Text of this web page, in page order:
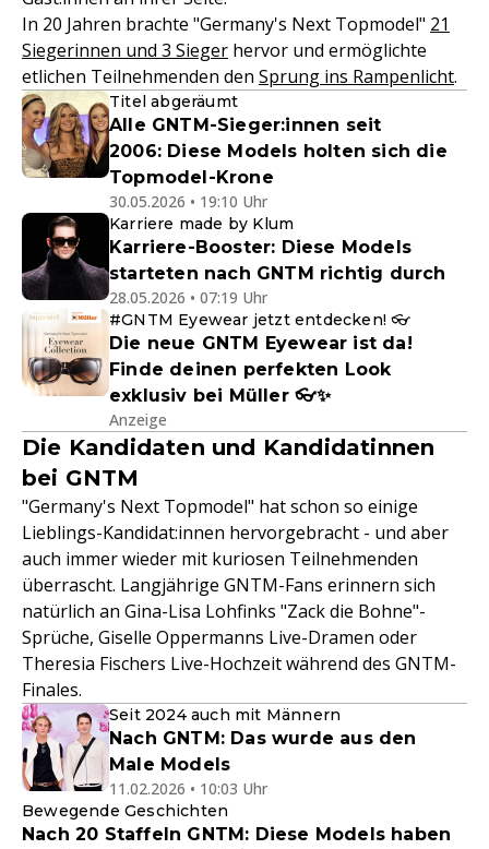
In 20 Jahren brachte "Germany's Next Topmodel" 21
Siegerinnen und 3 Sieger hervor und ermöglichte
etlichen Teilnehmenden den Sprung ins Rampenlicht.
Titel abgeräumt
Alle GNTM-Sieger:innen seit
2006: Diese Models holten sich die
Topmodel-Krone
30.05.2026 • 19:10 Uhr
Karriere made by Klum
Karriere-Booster: Diese Models
starteten nach GNTM richtig durch
28.05.2026 • 07:19 Uhr
#GNTM Eyewear jetzt entdecken! 👓
Die neue GNTM Eyewear ist da!
Finde deinen perfekten Look
exklusiv bei Müller 👓✨
Anzeige
Die Kandidaten und Kandidatinnen
bei GNTM
"Germany's Next Topmodel" hat schon so einige
Lieblings-Kandidat:innen hervorgebracht - und aber
auch immer wieder mit kuriosen Teilnehmenden
überrascht. Langjährige GNTM-Fans erinnern sich
natürlich an Gina-Lisa Lohfinks "Zack die Bohne"-
Sprüche, Giselle Oppermanns Live-Dramen oder
Theresia Fischers Live-Hochzeit während des GNTM-
Finales.
Seit 2024 auch mit Männern
Nach GNTM: Das wurde aus den
Male Models
11.02.2026 • 10:03 Uhr
Bewegende Geschichten
Nach 20 Staffeln GNTM: Diese Models haben